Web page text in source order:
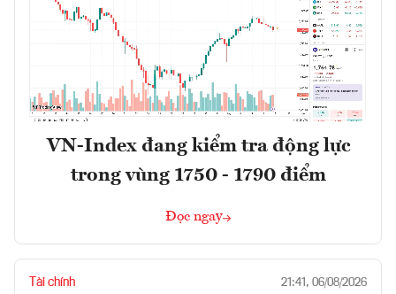
VN-Index đang kiểm tra động lực
trong vùng 1750 - 1790 điểm
Đọc ngay
Tài chính 21:41, 06/08/2026